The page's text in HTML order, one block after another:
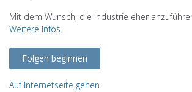
Mit dem Wunsch, die Industrie eher
Weitere Infos
Folgen beginnen
Auf Internetseite gehen